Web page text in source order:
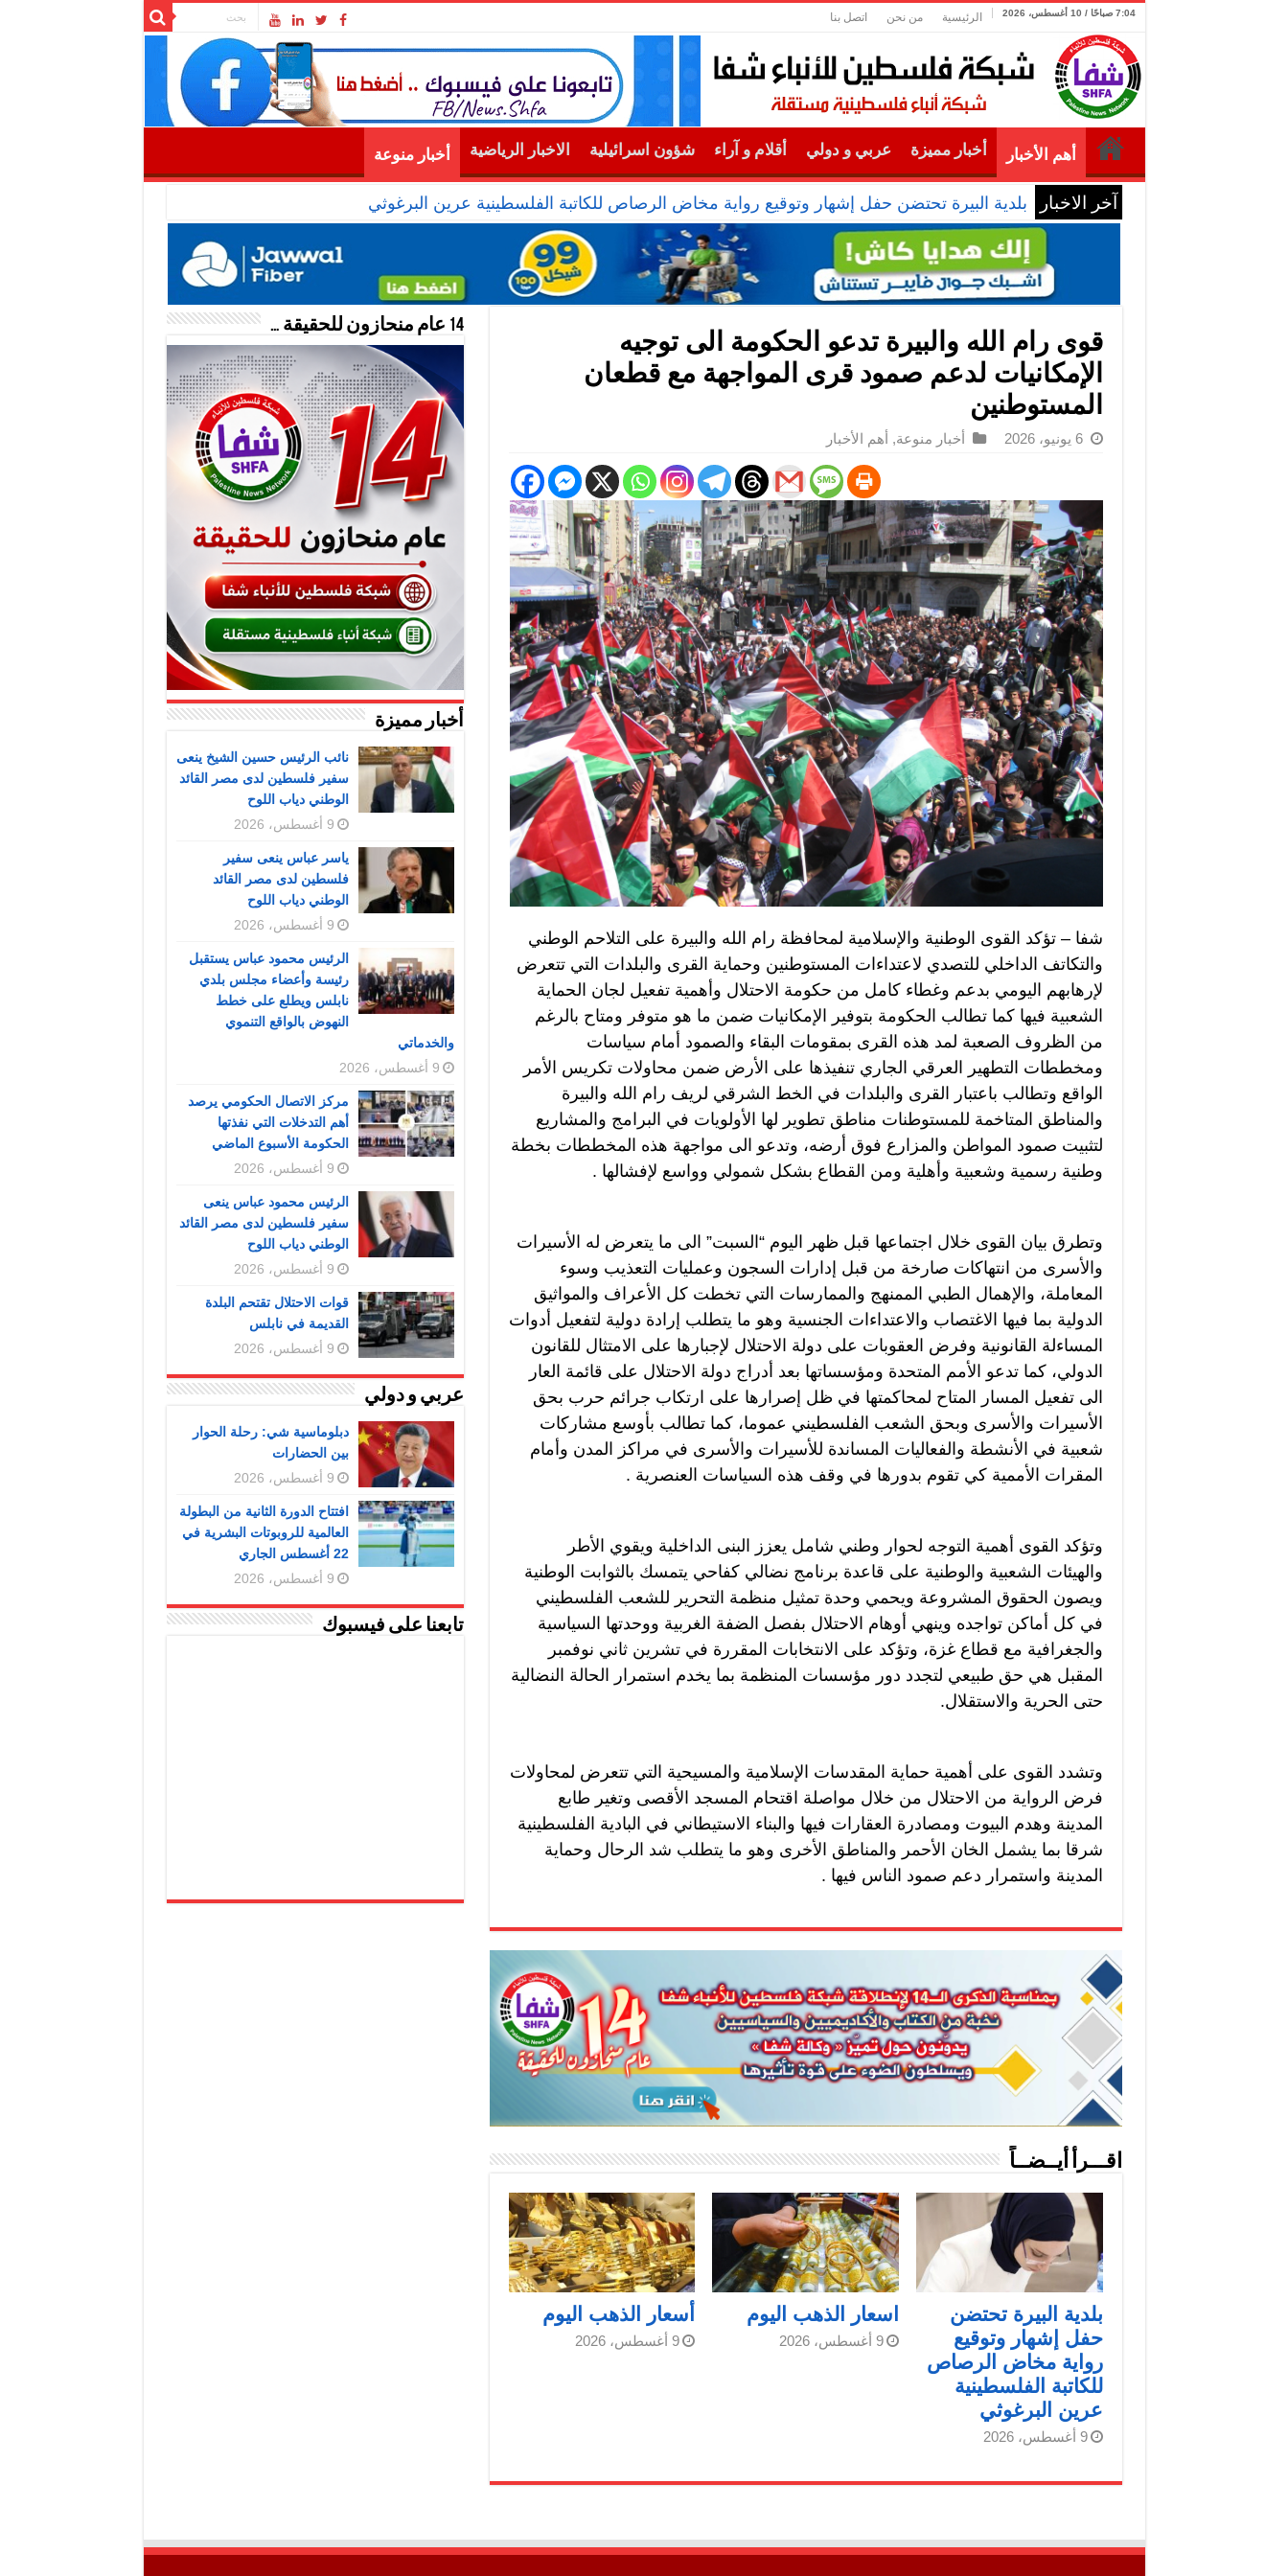
7:04 صباحًا / 10 أغسطس، 2026 الرئيسية من نحن اتصل بنا
أهم الأخبار أخبار مميزة عربي و دولي أقلام و آراء شؤون اسرائيلية الاخبار الرياضية أخبار منوعة
آخر الاخبار بلدية البيرة تحتضن حفل إشهار وتوقيع رواية مخاض الرصاص للكاتبة الفلسطينية عرين البرغوثي
قوى رام الله والبيرة تدعو الحكومة الى توجيه
الإمكانيات لدعم صمود قرى المواجهة مع قطعان
المستوطنين
6 يونيو، 2026 أخبار منوعة, أهم الأخبار
شفا – تؤكد القوى الوطنية والإسلامية لمحافظة رام الله والبيرة على التلاحم الوطني
والتكاتف الداخلي للتصدي لاعتداءات المستوطنين وحماية القرى والبلدات التي تتعرض
لإرهابهم اليومي بدعم وغطاء كامل من حكومة الاحتلال وأهمية تفعيل لجان الحماية
الشعبية فيها كما تطالب الحكومة بتوفير الإمكانيات ضمن ما هو متوفر ومتاح بالرغم
من الظروف الصعبة لمد هذه القرى بمقومات البقاء والصمود أمام سياسات
ومخططات التطهير العرقي الجاري تنفيذها على الأرض ضمن محاولات تكريس الأمر
الواقع وتطالب باعتبار القرى والبلدات في الخط الشرقي لريف رام الله والبيرة
والمناطق المتاخمة للمستوطنات مناطق تطوير لها الأولويات في البرامج والمشاريع
لتثبيت صمود المواطن والمزارع فوق أرضه، وتدعو الى مواجهة هذه المخططات بخطة
وطنية رسمية وشعبية وأهلية ومن القطاع بشكل شمولي وواسع لإفشالها .
وتطرق بيان القوى خلال اجتماعها قبل ظهر اليوم “السبت” الى ما يتعرض له الأسيرات
والأسرى من انتهاكات صارخة من قبل إدارات السجون وعمليات التعذيب وسوء
المعاملة، والإهمال الطبي الممنهج والممارسات التي تخطت كل الأعراف والمواثيق
الدولية بما فيها الاغتصاب والاعتداءات الجنسية وهو ما يتطلب إرادة دولية لتفعيل أدوات
المساءلة القانونية وفرض العقوبات على دولة الاحتلال لإجبارها على الامتثال للقانون
الدولي، كما تدعو الأمم المتحدة ومؤسساتها بعد أدراج دولة الاحتلال على قائمة العار
الى تفعيل المسار المتاح لمحاكمتها في ظل إصرارها على ارتكاب جرائم حرب بحق
الأسيرات والأسرى وبحق الشعب الفلسطيني عموما، كما تطالب بأوسع مشاركات
شعبية في الأنشطة والفعاليات المساندة للأسيرات والأسرى في مراكز المدن وأمام
المقرات الأممية كي تقوم بدورها في وقف هذه السياسات العنصرية .
وتؤكد القوى أهمية التوجه لحوار وطني شامل يعزز البنى الداخلية ويقوي الأطر
والهيئات الشعبية والوطنية على قاعدة برنامج نضالي كفاحي يتمسك بالثوابت الوطنية
ويصون الحقوق المشروعة ويحمي وحدة تمثيل منظمة التحرير للشعب الفلسطيني
في كل أماكن تواجده وينهي أوهام الاحتلال بفصل الضفة الغربية ووحدتها السياسية
والجغرافية مع قطاع غزة، وتؤكد على الانتخابات المقررة في تشرين ثاني نوفمبر
المقبل هي حق طبيعي لتجدد دور مؤسسات المنظمة بما يخدم استمرار الحالة النضالية
حتى الحرية والاستقلال.
وتشدد القوى على أهمية حماية المقدسات الإسلامية والمسيحية التي تتعرض لمحاولات
فرض الرواية من الاحتلال من خلال مواصلة اقتحام المسجد الأقصى وتغير طابع
المدينة وهدم البيوت ومصادرة العقارات فيها والبناء الاستيطاني في البادية الفلسطينية
شرقا بما يشمل الخان الأحمر والمناطق الأخرى وهو ما يتطلب شد الرحال وحماية
المدينة واستمرار دعم صمود الناس فيها .
اقـــرأ أيــضــاً
بلدية البيرة تحتضن
حفل إشهار وتوقيع
رواية مخاض الرصاص
للكاتبة الفلسطينية
عرين البرغوثي
9 أغسطس، 2026
اسعار الذهب اليوم
9 أغسطس، 2026
أسعار الذهب اليوم
9 أغسطس، 2026
14 عام منحازون للحقيقة …
أخبار مميزة
نائب الرئيس حسين الشيخ ينعى
سفير فلسطين لدى مصر القائد
الوطني دياب اللوح
9 أغسطس، 2026
ياسر عباس ينعى سفير
فلسطين لدى مصر القائد
الوطني دياب اللوح
9 أغسطس، 2026
الرئيس محمود عباس يستقبل
رئيسة وأعضاء مجلس بلدي
نابلس ويطلع على خطط
النهوض بالواقع التنموي
والخدماتي
9 أغسطس، 2026
مركز الاتصال الحكومي يرصد
أهم التدخلات التي نفذتها
الحكومة الأسبوع الماضي
9 أغسطس، 2026
الرئيس محمود عباس ينعى
سفير فلسطين لدى مصر القائد
الوطني دياب اللوح
9 أغسطس، 2026
قوات الاحتلال تقتحم البلدة
القديمة في نابلس
9 أغسطس، 2026
عربي و دولي
دبلوماسية شي: رحلة الحوار
بين الحضارات
9 أغسطس، 2026
افتتاح الدورة الثانية من البطولة
العالمية للروبوتات البشرية في
22 أغسطس الجاري
9 أغسطس، 2026
تابعنا على فيسبوك